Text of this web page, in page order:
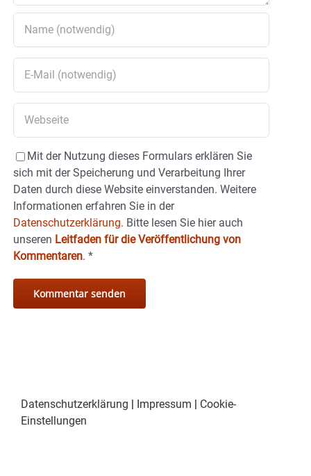
Mit der Nutzung dieses Formulars erklären Sie
sich mit der Speicherung und Verarbeitung Ihrer
Daten durch diese Website einverstanden. Weitere
Informationen erfahren Sie in der
Datenschutzerklärung. Bitte lesen Sie hier auch
unseren Leitfaden für die Veröffentlichung von
Kommentaren. *
Datenschutzerklärung | Impressum | Cookie-
Einstellungen